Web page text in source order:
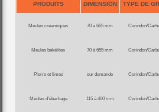
PRODUITS DIMENSION TYPE DE
Meules créamiques 70 à 655 mm Corindon/
Meules bakélites 70 à 655 mm Corindon/
Pierre et limes sur demande Corindon/
Meules d'ébarbage 115 à 400 mm Corindon/